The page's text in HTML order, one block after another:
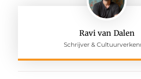
Ravi van Dalen
Schrijver &